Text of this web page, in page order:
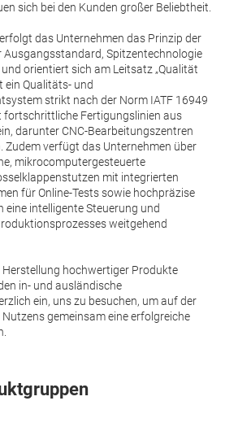
sich bei den Kunden großer Beliebtheit.
das Unternehmen das Prinzip der
Ausgangsstandard, Spitzentechnologie
orientiert sich am Leitsatz „Qualität
ein Qualitäts- und
strikt nach der Norm IATF 16949
fortschrittliche Fertigungslinien aus
darunter CNC-Bearbeitungszentren
Zudem verfügt das Unternehmen über
mikrocomputergesteuerte
mit integrierten
für Online-Tests sowie hochpräzise
eine intelligente Steuerung und
weitgehend
Herstellung hochwertiger Produkte
in- und ausländische
ein, uns zu besuchen, um auf der
gemeinsam eine erfolgreiche